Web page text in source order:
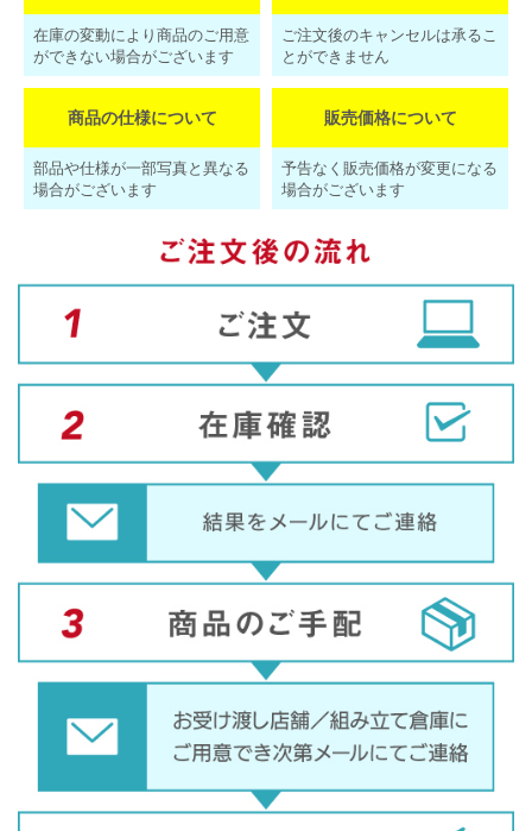
在庫の変動により商品のご用意
ができない場合がございます
ご注文後のキャンセルは承るこ
とができません
商品の仕様について
部品や仕様が一部写真と異なる
場合がございます
販売価格について
予告なく販売価格が変更になる
場合がございます